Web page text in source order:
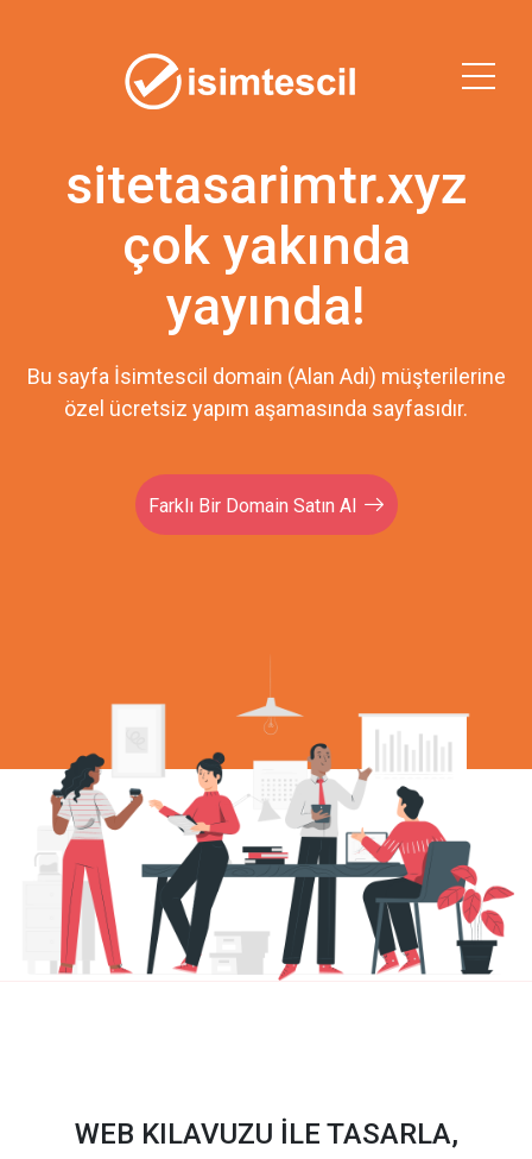
sitetasarimtr.xyz
çok yakında
yayında!
Bu sayfa İsimtescil domain (Alan Adı) müşterilerine
özel ücretsiz yapım aşamasında sayfasıdır.
Farklı Bir Domain Satın Al
WEB KILAVUZU İLE TASARLA,